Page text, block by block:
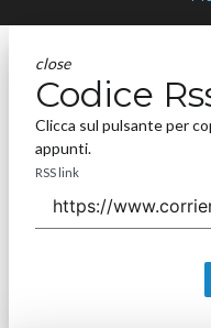
close
Codice
Clicca sul pulsante per
appunti.
RSS link